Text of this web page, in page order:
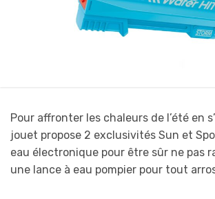
Pour affronter les chaleurs de l’été en
jouet propose 2 exclusivités Sun et
eau électronique pour être sûr ne pas
une lance à eau pompier pour tout